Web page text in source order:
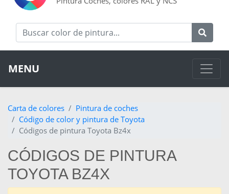
MENU
Carta de colores
Pintura de coches
Código de color y pintura de Toyota
Códigos de pintura Toyota Bz4x
CÓDIGOS DE PINTURA
TOYOTA BZ4X